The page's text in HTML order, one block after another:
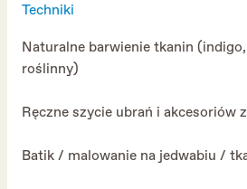
Techniki
Naturalne barwienie tkanin
roślinny)
Ręczne szycie ubrań i akcesoriów
Batik / malowanie na jedwabiu /